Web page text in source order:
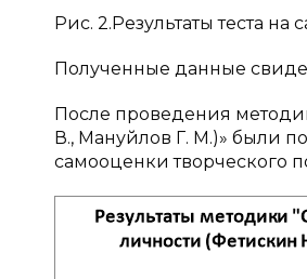
Рис. 2.Результаты теста
Полученные данные
После проведения
В., Мануйлов Г. М.)» были
самооценки творческого